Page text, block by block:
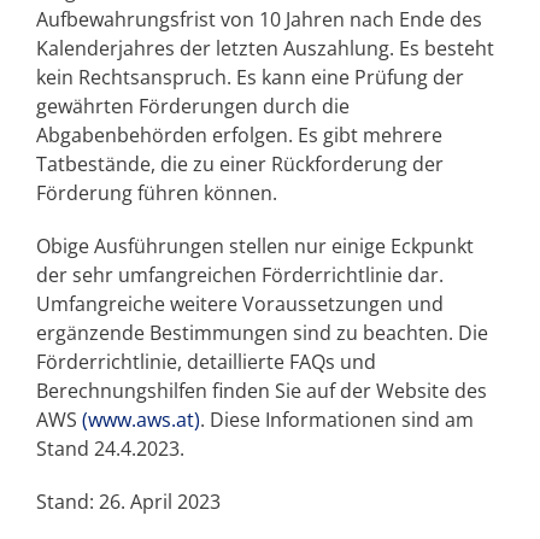
Aufbewahrungsfrist von 10 Jahren nach Ende des
Kalenderjahres der letzten Auszahlung. Es besteht
kein Rechtsanspruch. Es kann eine Prüfung der
gewährten Förderungen durch die
Abgabenbehörden erfolgen. Es gibt mehrere
Tatbestände, die zu einer Rückforderung der
Förderung führen können.
Obige Ausführungen stellen nur einige Eckpunkt
der sehr umfangreichen Förderrichtlinie dar.
Umfangreiche weitere Voraussetzungen und
ergänzende Bestimmungen sind zu beachten. Die
Förderrichtlinie, detaillierte FAQs und
Berechnungshilfen finden Sie auf der Website des
AWS (www.aws.at). Diese Informationen sind am
Stand 24.4.2023.
Stand: 26. April 2023